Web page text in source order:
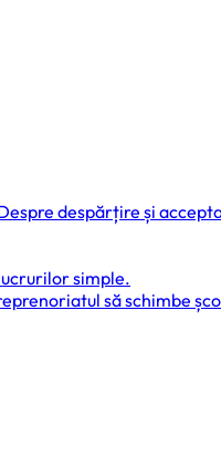
despărțire și
simple.
să schimbe